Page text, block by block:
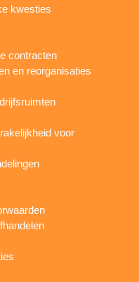
kwesties
contracten
en reorganisaties
voor